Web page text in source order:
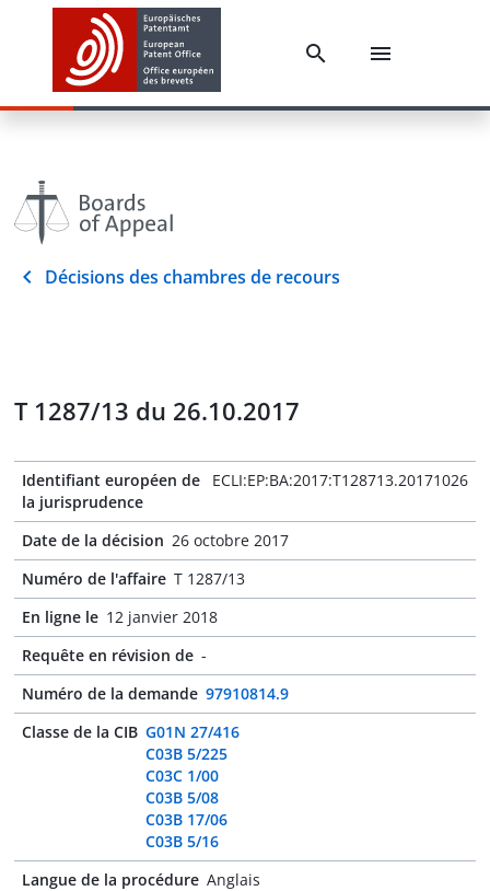
Décisions des chambres de recours
T 1287/13 du 26.10.2017
Identifiant européen de
la jurisprudence
ECLI:EP:BA:2017:T128713.20171026
Date de la décision 26 octobre 2017
Numéro de l'affaire T 1287/13
En ligne le 12 janvier 2018
Requête en révision de -
Numéro de la demande 97910814.9
Classe de la CIB G01N 27/416
C03B 5/225
C03C 1/00
C03B 5/08
C03B 17/06
C03B 5/16
Langue de la procédure Anglais